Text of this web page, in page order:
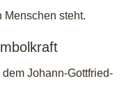
Menschen steht.
Johann-Gottfried-